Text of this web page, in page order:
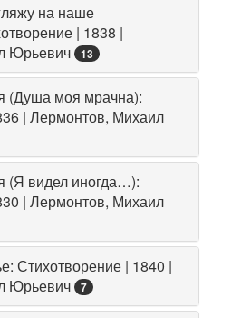
на наше
| 1838 |
Юрьевич
13
(Душа моя мрачна):
| Лермонтов, Михаил
(Я видел иногда…):
| Лермонтов, Михаил
Стихотворение | 1840 |
Юрьевич
7